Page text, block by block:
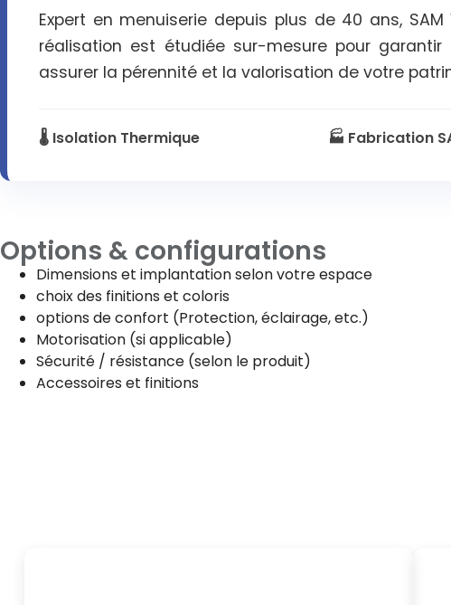
Expert en menuiserie depuis plus de 40 ans,
réalisation est étudiée sur-mesure pour
assurer la pérennité et la valorisation de votre
🌡️ Isolation Thermique 🏭 Fabrication
Options & configurations
Dimensions et implantation selon votre espace
choix des finitions et coloris
options de confort (Protection, éclairage, etc.)
Motorisation (si applicable)
Sécurité / résistance (selon le produit)
Accessoires et finitions